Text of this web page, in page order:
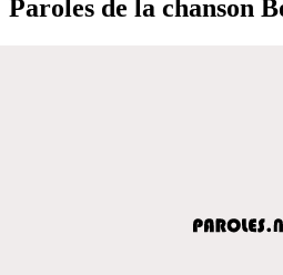
Paroles de la chanson